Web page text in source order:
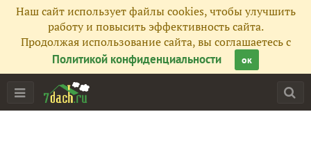
Наш сайт использует файлы cookies, чтобы улучшить
работу и повысить эффективность сайта.
Продолжая использование сайта, вы соглашаетесь с
Политикой конфиденциальности
ок
Главная